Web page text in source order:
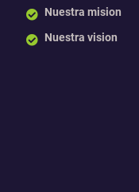
Nuestra mision
Nuestra vision